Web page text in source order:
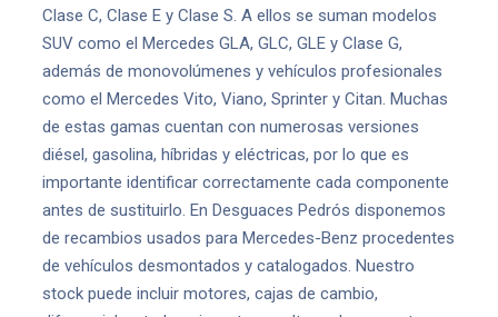
Clase C, Clase E y Clase S. A ellos se suman modelos
SUV como el Mercedes GLA, GLC, GLE y Clase G,
además de monovolúmenes y vehículos profesionales
como el Mercedes Vito, Viano, Sprinter y Citan. Muchas
de estas gamas cuentan con numerosas versiones
diésel, gasolina, híbridas y eléctricas, por lo que es
importante identificar correctamente cada componente
antes de sustituirlo. En Desguaces Pedrós disponemos
de recambios usados para Mercedes-Benz procedentes
de vehículos desmontados y catalogados. Nuestro
stock puede incluir motores, cajas de cambio,